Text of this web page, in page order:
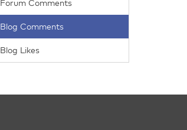
Forum Comments
Blog Comments
Blog Likes